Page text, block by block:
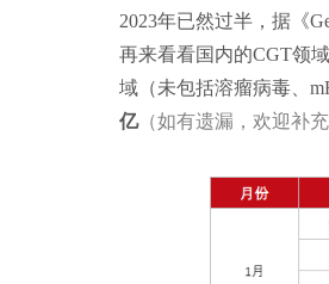
2023年已然过半，据《
再来看看国内的CGT领
域（未包括溶瘤病毒、
亿（如有遗漏，欢迎补充